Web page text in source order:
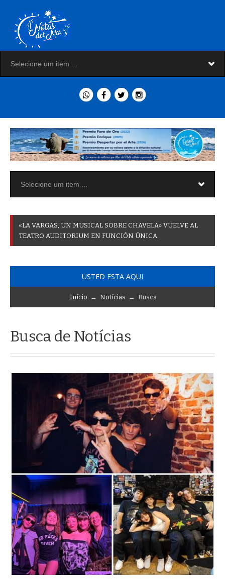
«LA VARGAS UN MUSICAL SOBRE CHAVELA» VUELVE AL
TEATRO AUDITORIUM EN FUNCIÓN ÚNICA
USTED ESTA AQUI
Início → Notícias → Busca
Busca de Notícias